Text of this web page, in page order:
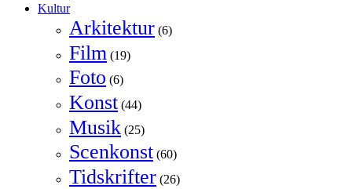
Kultur
Arkitektur (6)
Film (19)
Foto (6)
Konst (44)
Musik (25)
Scenkonst (60)
Tidskrifter (26)